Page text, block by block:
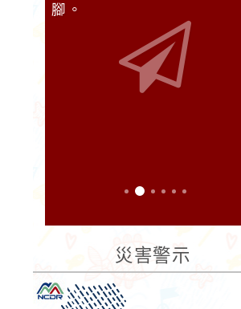
腳。
災害警示